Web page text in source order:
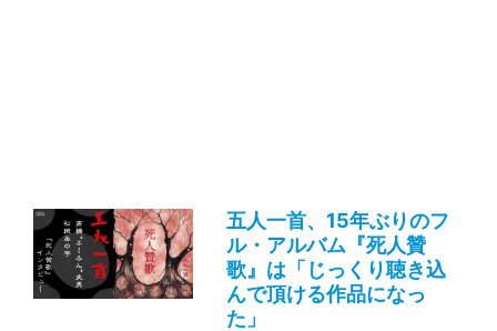
五人一首、15年ぶりのフ
ル・アルバム『死人贊
歌』は「じっくり聴き込
んで頂ける作品になっ
た」